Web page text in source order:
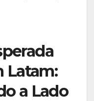
Latam:
a Lado